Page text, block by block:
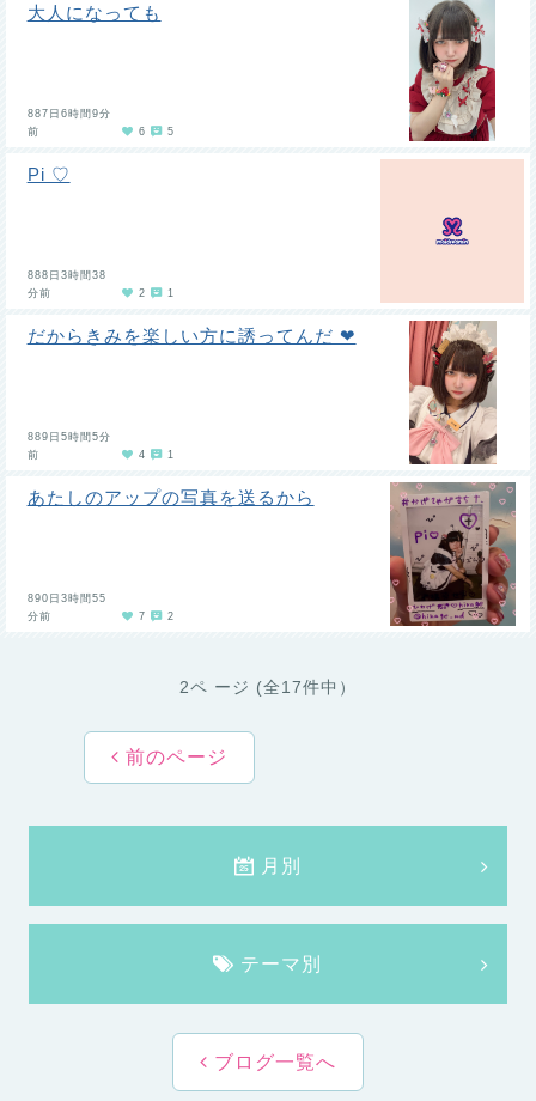
大人になっても
887日6時間9分
前
6 5
Pi ♡
888日3時間38
分前
2 1
だからきみを楽しい方に誘ってんだ ❤︎
889日5時間5分
前
4 1
あたしのアップの写真を送るから
890日3時間55
分前
7 2
2ペ ージ (全17件中）
前のページ
月別
テーマ別
ブログ一覧へ